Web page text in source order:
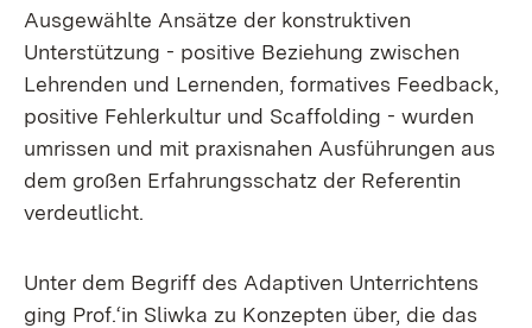
Ausgewählte Ansätze der konstruktiven
Unterstützung - positive Beziehung zwischen
Lehrenden und Lernenden, formatives Feedback,
positive Fehlerkultur und Scaffolding - wurden
umrissen und mit praxisnahen Ausführungen aus
dem großen Erfahrungsschatz der Referentin
verdeutlicht.
Unter dem Begriff des Adaptiven Unterrichtens
ging Prof.‘in Sliwka zu Konzepten über, die das